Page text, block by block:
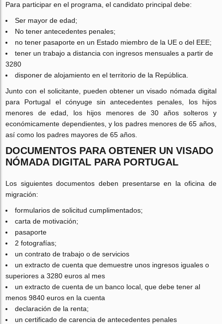
Para participar en el programa, el candidato principal debe:
Ser mayor de edad;
No tener antecedentes penales;
no tener pasaporte en un Estado miembro de la UE o del EEE;
tener un trabajo a distancia con ingresos mensuales a partir de
3280
disponer de alojamiento en el territorio de la República.
Junto con el solicitante, pueden obtener un visado nómada digital
para Portugal el cónyuge sin antecedentes penales, los hijos
menores de edad, los hijos menores de 30 años solteros y
económicamente dependientes, y los padres menores de 65 años,
así como los padres mayores de 65 años.
DOCUMENTOS PARA OBTENER UN VISADO
NÓMADA DIGITAL PARA PORTUGAL
Los siguientes documentos deben presentarse en la oficina de
migración:
formularios de solicitud cumplimentados;
carta de motivación;
pasaporte
2 fotografías;
un contrato de trabajo o de servicios
un extracto de cuenta que demuestre unos ingresos iguales o
superiores a 3280 euros al mes
un extracto de cuenta de un banco local, que debe tener al
menos 9840 euros en la cuenta
declaración de la renta;
un certificado de carencia de antecedentes penales